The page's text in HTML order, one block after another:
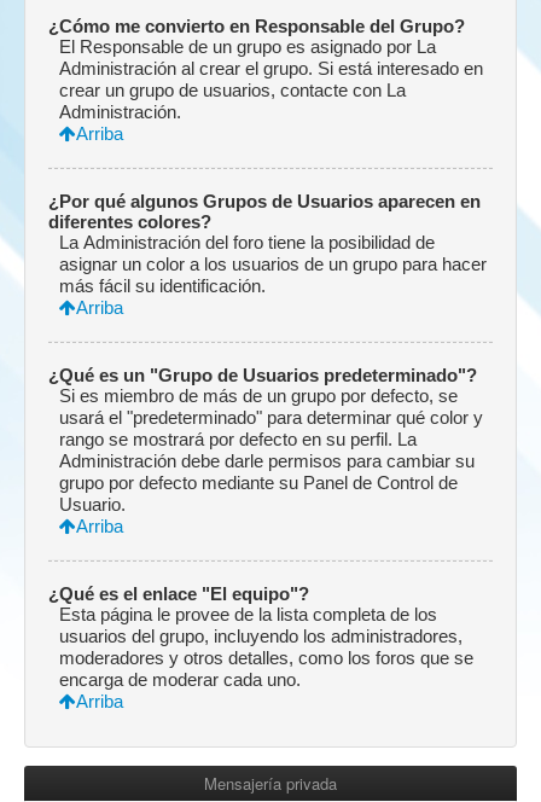
¿Cómo me convierto en Responsable del Grupo?
El Responsable de un grupo es asignado por La
Administración al crear el grupo. Si está interesado en
crear un grupo de usuarios, contacte con La
Administración.
Arriba
¿Por qué algunos Grupos de Usuarios aparecen en
diferentes colores?
La Administración del foro tiene la posibilidad de
asignar un color a los usuarios de un grupo para hacer
más fácil su identificación.
Arriba
¿Qué es un "Grupo de Usuarios predeterminado"?
Si es miembro de más de un grupo por defecto, se
usará el "predeterminado" para determinar qué color y
rango se mostrará por defecto en su perfil. La
Administración debe darle permisos para cambiar su
grupo por defecto mediante su Panel de Control de
Usuario.
Arriba
¿Qué es el enlace "El equipo"?
Esta página le provee de la lista completa de los
usuarios del grupo, incluyendo los administradores,
moderadores y otros detalles, como los foros que se
encarga de moderar cada uno.
Arriba
Mensajería privada